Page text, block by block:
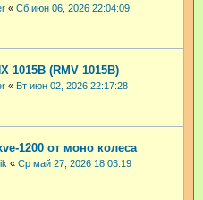
« Сб июн 06, 2026 22:04:09
1015B (RMV 1015B)
« Вт июн 02, 2026 22:17:28
1200 от моно колеса
« Ср май 27, 2026 18:03:19